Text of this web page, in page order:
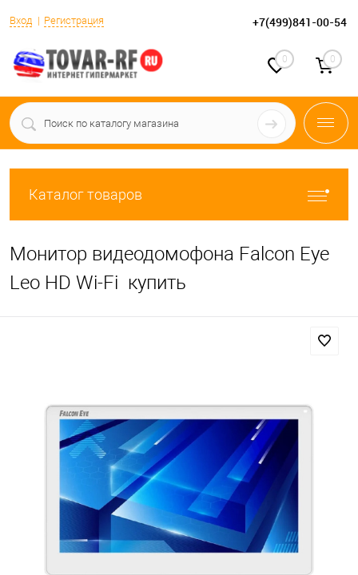
Вход Регистрация +7(499)841-00-54
0 0
Каталог товаров
Монитор видеодомофона Falcon Eye
Leo HD Wi-Fi купить